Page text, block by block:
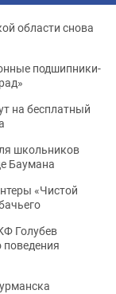
области снова
подшипники-
на бесплатный
школьников
Баумана
«Чистой
Голубев